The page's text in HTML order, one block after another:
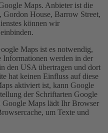
Maps. Anbieter ist die
House, Barrow Street,
können wir
Maps ist es notwendig,
Informationen werden in der
den USA übertragen und dort
hat keinen Einfluss auf diese
aktiviert ist, kann Google
der Schriftarten Google
Maps lädt Ihr Browser
um Texte und